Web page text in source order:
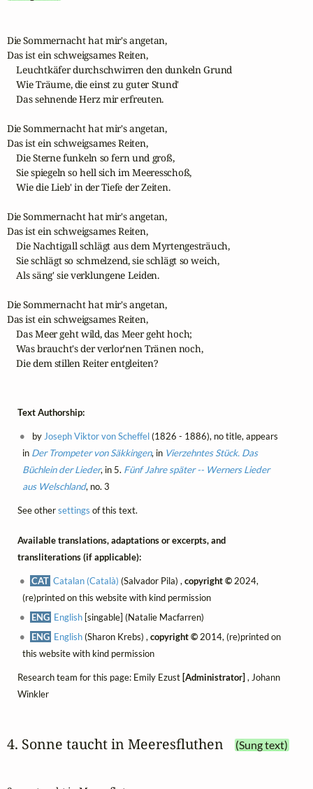
Die Sommernacht hat mir's angetan,
Das ist ein schweigsames Reiten,
    Leuchtkäfer durchschwirren den dunkeln Grund
    Wie Träume, die einst zu guter Stund'
    Das sehnende Herz mir erfreuten.
Die Sommernacht hat mir's angetan,
Das ist ein schweigsames Reiten,
    Die Sterne funkeln so fern und groß,
    Sie spiegeln so hell sich im Meeresschoß,
    Wie die Lieb' in der Tiefe der Zeiten.
Die Sommernacht hat mir's angetan,
Das ist ein schweigsames Reiten,
    Die Nachtigall schlägt aus dem Myrtengesträuch,
    Sie schlägt so schmelzend, sie schlägt so weich,
    Als säng' sie verklungene Leiden.
Die Sommernacht hat mir's angetan,
Das ist ein schweigsames Reiten,
    Das Meer geht wild, das Meer geht hoch;
    Was braucht's der verlor'nen Tränen noch,
    Die dem stillen Reiter entgleiten?
Text Authorship:
by Joseph Viktor von Scheffel(1826 - 1886), no title, appears
in Der Trompeter von Säkkingen, in Vierzehntes Stück. Das
Büchlein der Lieder, in 5. Fünf Jahre später -- Werners Lieder
aus Welschland, no. 3
See othersettings of this text.
Available translations, adaptations or excerpts, and
transliterations (if applicable):
CAT Catalan (Català) (Salvador Pila) ,copyright © 2024,
(re)printed on this website with kind permission
ENG English [singable] (Natalie Macfarren)
ENG English(Sharon Krebs) ,copyright © 2014, (re)printed on
this website with kind permission
Research team for this page: Emily Ezust [Administrator] , Johann
Winkler
4. Sonne taucht in Meeresfluthen (Sung text)